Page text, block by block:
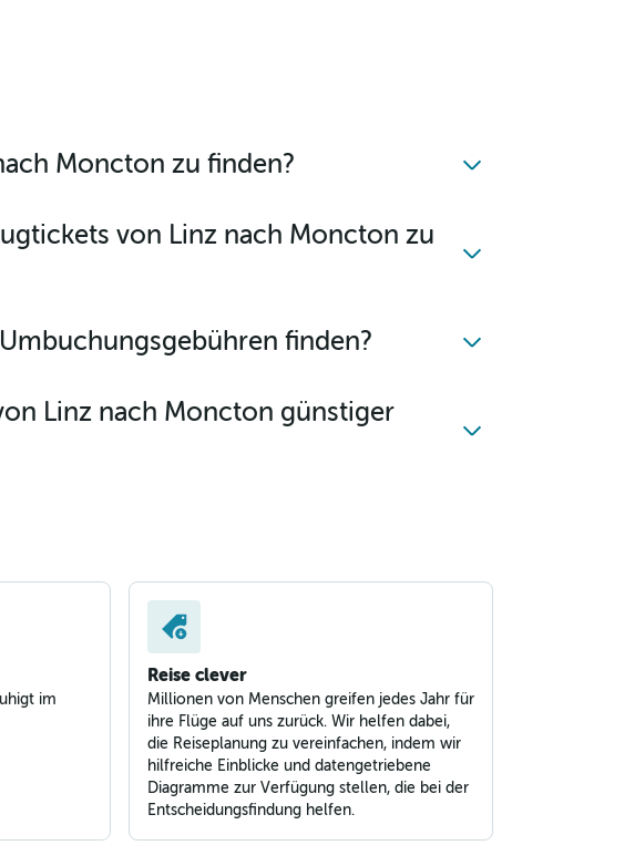
Moncton zu finden?
von Linz nach Moncton zu
finden?
Linz nach Moncton günstiger
im
Reise clever
Millionen von Menschen greifen jedes Jahr für
ihre Flüge auf uns zurück. Wir helfen dabei,
die Reiseplanung zu vereinfachen, indem wir
hilfreiche Einblicke und datengetriebene
Diagramme zur Verfügung stellen, die bei der
Entscheidungsfindung helfen.